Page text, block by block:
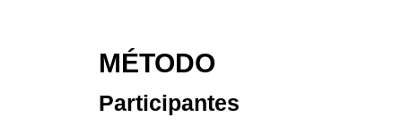
MÉTODO
Participantes